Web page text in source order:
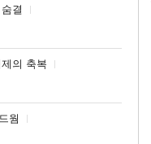
결
제의 축복
웜